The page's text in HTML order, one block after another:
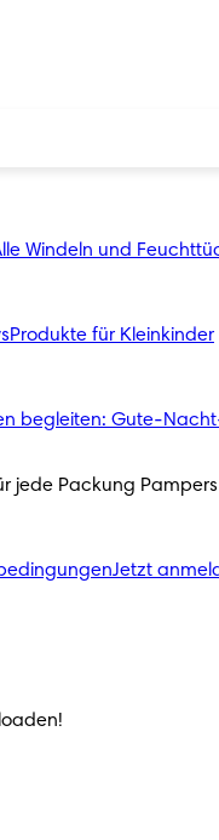
Windeln und
Produkte für Kleinkinder
begleiten: Gute-
jede Packung Pampers
Jetzt